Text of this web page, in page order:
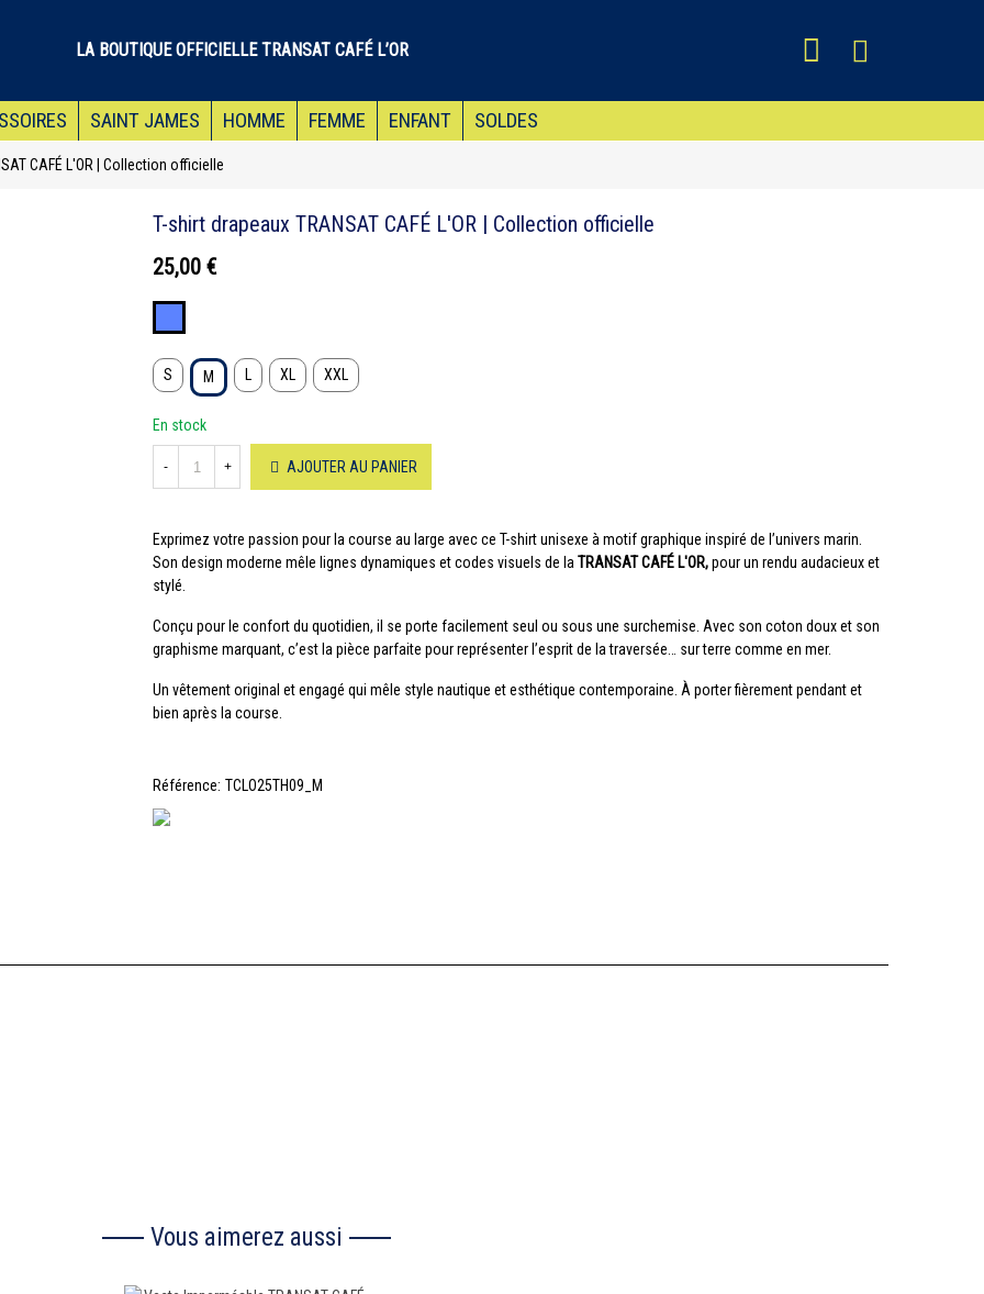
LA BOUTIQUE OFFICIELLE TRANSAT CAFÉ L’OR
SAINT JAMES HOMME FEMME ENFANT SOLDES
CAFÉ L'OR | Collection officielle
T-shirt drapeaux TRANSAT CAFÉ L'OR | Collection officielle
25,00 €
S M L XL XXL
En stock
- + AJOUTER AU PANIER
Exprimez votre passion pour la course au large avec ce T-shirt unisexe à motif graphique inspiré de l’univers marin.
Son design moderne mêle lignes dynamiques et codes visuels de laTRANSAT CAFÉ L'OR,pour un rendu audacieux et
stylé.
Conçu pour le confort du quotidien, il se porte facilement seul ou sous une surchemise. Avec son coton doux et son
graphisme marquant, c’est la pièce parfaite pour représenter l’esprit de la traversée… sur terre comme en mer.
Un vêtement original et engagé qui mêle style nautique et esthétique contemporaine. À porter fièrement pendant et
bien après la course.
Référence: TCLO25TH09_M
Vous aimerez aussi